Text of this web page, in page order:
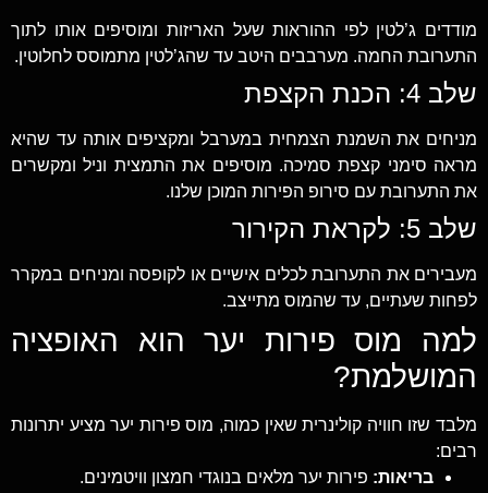
מודדים ג’לטין לפי ההוראות שעל האריזות ומוסיפים אותו לתוך
התערובת החמה. מערבבים היטב עד שהג’לטין מתמוסס לחלוטין.
שלב 4: הכנת הקצפת
מניחים את השמנת הצמחית במערבל ומקציפים אותה עד שהיא
מראה סימני קצפת סמיכה. מוסיפים את התמצית וניל ומקשרים
את התערובת עם סירופ הפירות המוכן שלנו.
שלב 5: לקראת הקירור
מעבירים את התערובת לכלים אישיים או לקופסה ומניחים במקרר
לפחות שעתיים, עד שהמוס מתייצב.
למה מוס פירות יער הוא האופציה
המושלמת?
מלבד שזו חוויה קולינרית שאין כמוה, מוס פירות יער מציע יתרונות
רבים:
בריאות: פירות יער מלאים בנוגדי חמצון וויטמינים.